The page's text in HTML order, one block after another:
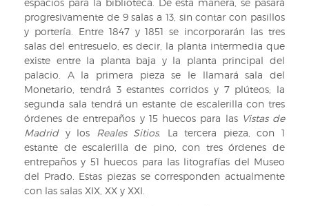
espacios para la biblioteca. De esta manera, se pasará
progresivamente de 9 salas a 13, sin contar con pasillos
y portería. Entre 1847 y 1851 se incorporarán las tres
salas del entresuelo, es decir, la planta intermedia que
existe entre la planta baja y la planta principal del
palacio. A la primera pieza se le llamará sala del
Monetario, tendrá 3 estantes corridos y 7 plúteos; la
segunda sala tendrá un estante de escalerilla con tres
órdenes de entrepaños y 15 huecos para las Vistas de
Madridy los Reales Sitios. La tercera pieza, con 1
estante de escalerilla de pino, con tres órdenes de
entrepaños y 51 huecos para las litografías del Museo
del Prado. Estas piezas se corresponden actualmente
con las salas XIX, XX y XXI.